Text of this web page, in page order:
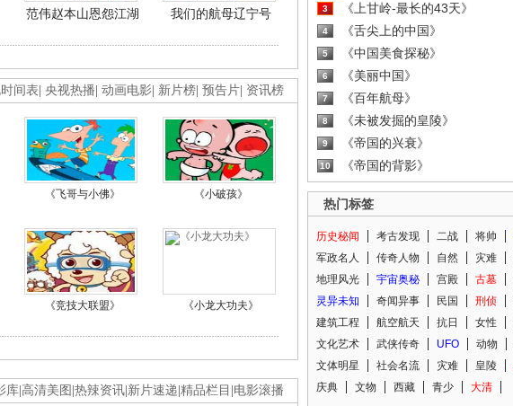
范伟赵本山恩怨江湖 我们的航母辽宁号
间表 央视热播 动画电影 新片榜 预告片 资讯榜
《飞哥与小佛》 《小破孩》
《竞技大联盟》 《小龙大功夫》
库 高清美图 热辣资讯 新片速递 精品栏目 电影滚播
3 《上甘岭-最长的43天》
4 《舌尖上的中国》
5 《中国美食探秘》
6 《美丽中国》
7 《百年航母》
8 《未被发掘的皇陵》
9 《帝国的兴衰》
10 《帝国的背影》
热门标签
历史秘闻 考古发现 二战 将帅
军政名人
传奇人物 自然 灾难
地理风光
宇宙奥秘 宫殿 古墓
灵异未知
奇闻异事 民国 刑侦
建筑工程
航空航天 抗日 女性
文化艺术
武侠传奇 UFO 动物
文体明星
社会名流 灾难 皇陵
庆典
文物 西藏 青少 大清